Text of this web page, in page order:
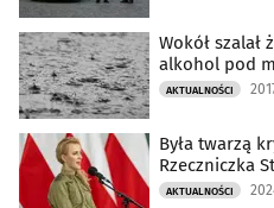
Wokół szalał
alkohol pod
AKTUALNOŚCI
Była twarzą
Rzeczniczka
AKTUALNOŚCI